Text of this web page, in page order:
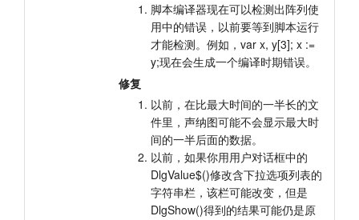
脚本编译器现在可以检测出阵列使
用中的错误，以前要等到脚本运行
才能检测。例如，var x, y[3]; x :=
y;现在会生成一个编译时期错误。
修复
以前，在比最大时间的一半长的文
件里，声纳图可能不会显示最大时
间的一半后面的数据。
以前，如果你用用户对话框中的
DlgValue$()修改含下拉选项列表的
字符串栏，该栏可能改变，但是
DlgShow()得到的结果可能仍是原